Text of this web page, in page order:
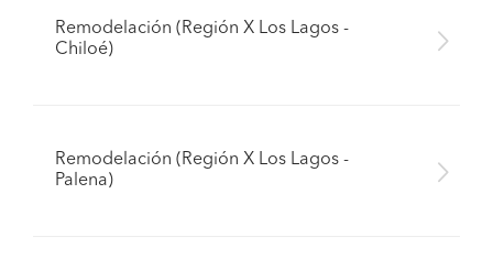
Remodelación (Región X Los Lagos -
Chiloé)
Remodelación (Región X Los Lagos -
Palena)